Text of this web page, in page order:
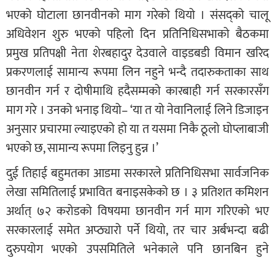
भएको घोटाला छानवीनको माग गरेको थियो । संसद्को चालू
अधिवेशन शुरु भएको पहिलो दिन प्रतिनिधिसभाको बैठकमा
प्रमुख प्रतिपक्षी नेता शेरबहादुर देउवाले वाइडबडी विमान खरिद
प्रकरणलाई सामान्य रूपमा लिन नहुने भन्दै तदारुकताका साथ
छानवीन गर्न र दोषीमाथि हदैसम्मको कारबाही गर्न सरकारसँग
माग गरे । उनको भनाइ थियो– ‘या त यो नेवानिलाई लिने डिजाइन
अनुसार प्रचारमा ल्याइएको हो या त यसमा निकै ठूलो घोप्लाबाजी
भएको छ, सामान्य रूपमा लिइनु हुन्न ।’
दुई तिहाई बहुमतका आडमा सरकारले प्रतिनिधिसभा सार्वजनिक
लेखा समितिलाई प्रभावित बनाइसकेको छ । ३ प्रतिशत कमिशन
अर्थात् ७२ करोडको विषयमा छानवीन गर्न माग गरिएको भए
सरकारलाई समेत अप्ठ्यारो पर्ने थियो, तर चार अर्बभन्दा बढी
दुरुपयोग भएको उपसमितिले भनेकाले पनि छानबिन हुने